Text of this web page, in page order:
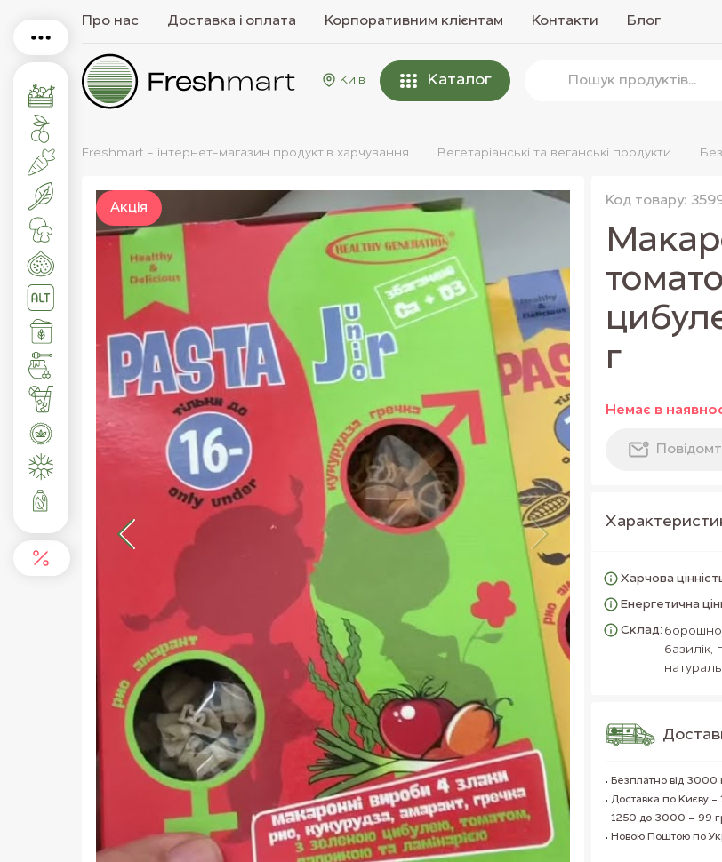
Про нас Доставка і оплата Корпоративним клієнтам Контакти Блог
Київ Каталог
Freshmart - інтернет-магазин продуктів харчування Вегетаріанські та веганські продукти
г
Акцiя Код товару:
Немає в
Харчова
Енергетична
Склад: борошно
базилік,
Безплатно від 3000
Доставка по Києву -
1250 до 3000 – 99
Новою Поштою по